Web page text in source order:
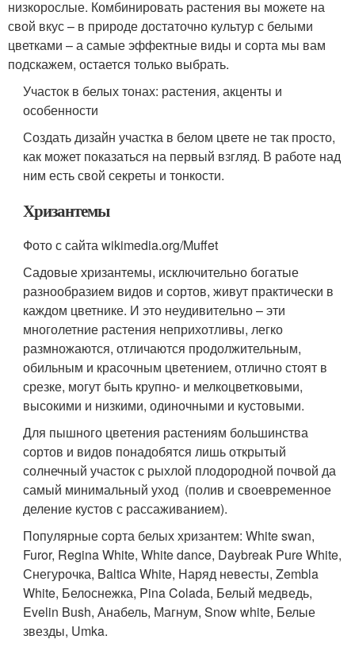
низкорослые. Комбинировать растения вы можете на
свой вкус – в природе достаточно культур с белыми
цветками – а самые эффектные виды и сорта мы вам
подскажем, остается только выбрать.
Участок в белых тонах: растения, акценты и
особенности
Создать дизайн участка в белом цвете не так просто,
как может показаться на первый взгляд. В работе над
ним есть свой секреты и тонкости.
Хризантемы
Фото с сайта wikimedia.org/Muffet
Садовые хризантемы, исключительно богатые
разнообразием видов и сортов, живут практически в
каждом цветнике. И это неудивительно – эти
многолетние растения неприхотливы, легко
размножаются, отличаются продолжительным,
обильным и красочным цветением, отлично стоят в
срезке, могут быть крупно- и мелкоцветковыми,
высокими и низкими, одиночными и кустовыми.
Для пышного цветения растениям большинства
сортов и видов понадобятся лишь открытый
солнечный участок с рыхлой плодородной почвой да
самый минимальный уход (полив и своевременное
деление кустов с рассаживанием).
Популярные сорта белых хризантем: White swan,
Furor, Regina White, White dance, Daybreak Pure White,
Снегурочка, Baltica White, Наряд невесты, Zembla
White, Белоснежка, Pina Colada, Белый медведь,
Evelin Bush, Анабель, Магнум, Snow white, Белые
звезды, Umka.